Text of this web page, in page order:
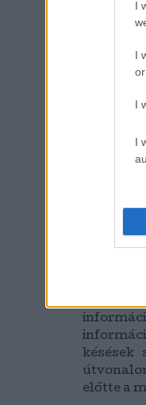
I
I
I
I
részét a
rá.
& Ride
utasok
csak
tetszik.
(lásd
késések
előtte a